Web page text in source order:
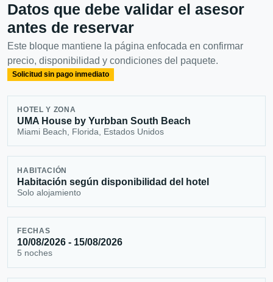
Datos que debe validar el asesor
antes de reservar
Este bloque mantiene la página enfocada en confirmar
precio, disponibilidad y condiciones del paquete.
Solicitud sin pago inmediato
HOTEL Y ZONA
UMA House by Yurbban South Beach
Miami Beach, Florida, Estados Unidos
HABITACIÓN
Habitación según disponibilidad del hotel
Solo alojamiento
FECHAS
10/08/2026 - 15/08/2026
5 noches